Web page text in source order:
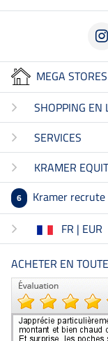
MEGA STORES
SHOPPING EN
SERVICES
KRAMER
6 Kramer recrute
FR | EUR
ACHETER EN